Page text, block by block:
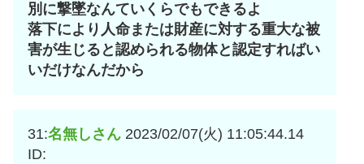
別に撃墜なんていくらでもできるよ
落下により人命または財産に対する重大な被
害が生じると認められる物体と認定すればい
いだけなんだから
31:名無しさん 2023/02/07(火) 11:05:44.14
ID: